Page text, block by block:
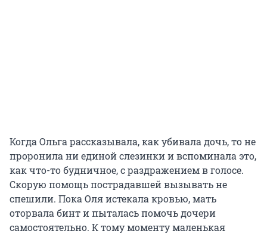
Когда Ольга рассказывала, как убивала дочь, то не
проронила ни единой слезинки и вспоминала это,
как что-то будничное, с раздражением в голосе.
Скорую помощь пострадавшей вызывать не
спешили. Пока Оля истекала кровью, мать
оторвала бинт и пыталась помочь дочери
самостоятельно. К тому моменту маленькая